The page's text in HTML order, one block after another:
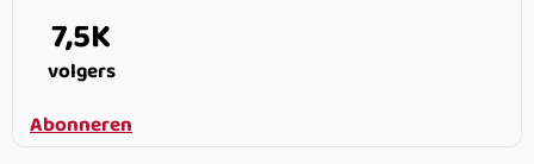
7,5K
volgers
Abonneren